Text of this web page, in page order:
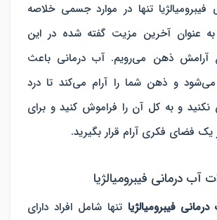
فیبرومیالژیا تنها در موارد جسمی خلاصه
به عنوان آخرین مزیت گفته شده در این
آرامش ذهن می‌رویم. آب درمانی باعث
و ذهن شما را آرام می‌کند تا درد
و به کل آن را فراموش کنید و برای
فضای فکری آرام قرار بگیرید.
درمانی فیبرومیالژیا
فیبرومیالژیا تنها شامل افراد دارای